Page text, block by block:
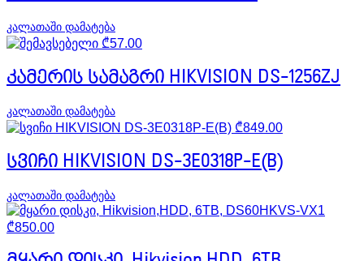
კალათაში დამატება
₾57.00
კამერის სამაგრი HIKVISION DS-1256ZJ
კალათაში დამატება
₾849.00
სვიჩი HIKVISION DS-3E0318P-E(B)
კალათაში დამატება
₾850.00